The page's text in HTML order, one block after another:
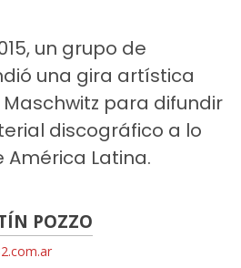
un grupo de
una gira artística
para difundir
discográfico a lo
Latina.
POZZO